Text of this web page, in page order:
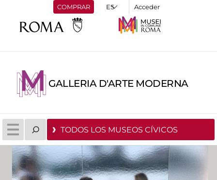
COMPRAR Acceder
GALLERIA D'ARTE MODERNA
TODOS LOS MUSEOS CÍVICOS